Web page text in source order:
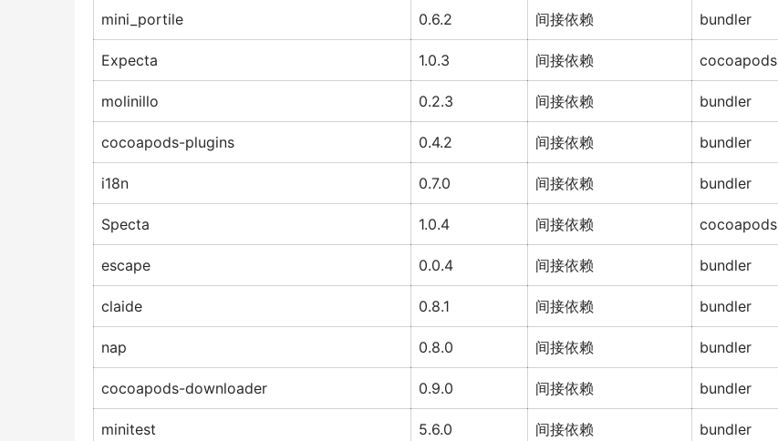
mini_portile 0.6.2 间接依赖 bundler
Expecta 1.0.3 间接依赖 cocoapods
molinillo 0.2.3 间接依赖 bundler
cocoapods-plugins 0.4.2 间接依赖 bundler
i18n 0.7.0 间接依赖 bundler
Specta 1.0.4 间接依赖 cocoapods
escape 0.0.4 间接依赖 bundler
claide 0.8.1 间接依赖 bundler
nap 0.8.0 间接依赖 bundler
cocoapods-downloader 0.9.0 间接依赖 bundler
minitest 5.6.0 间接依赖 bundler